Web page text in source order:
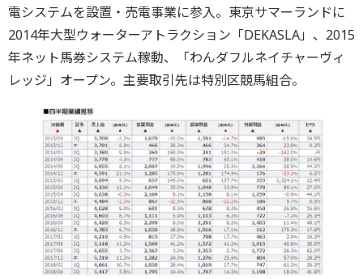
電システムを設置・売電事業に参入。東京サマーランドに
2014年大型ウォーターアトラクション「DEKASLA」、2015
年ネット馬券システム稼動、「わんダフルネイチャーヴィ
レッジ」オープン。主要取引先は特別区競馬組合。